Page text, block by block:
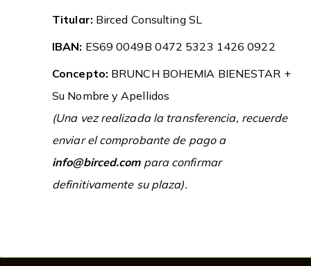
Titular: Birced Consulting SL
IBAN: ES69 0049B 0472 5323 1426 0922
Concepto: BRUNCH BOHEMIA BIENESTAR +
Su Nombre y Apellidos
(Una vez realizada la transferencia, recuerde
enviar el comprobante de pago a
info@birced.compara confirmar
definitivamente su plaza).